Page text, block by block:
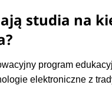
studia na
program
elektroniczne z